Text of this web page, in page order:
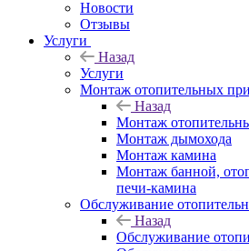
Новости
Отзывы
Услуги
Назад
Услуги
Монтаж отопительных
Назад
Монтаж
Монтаж дымохода
Монтаж камина
Монтаж банной,
печи-камина
Обслуживание
Назад
Обслуживание